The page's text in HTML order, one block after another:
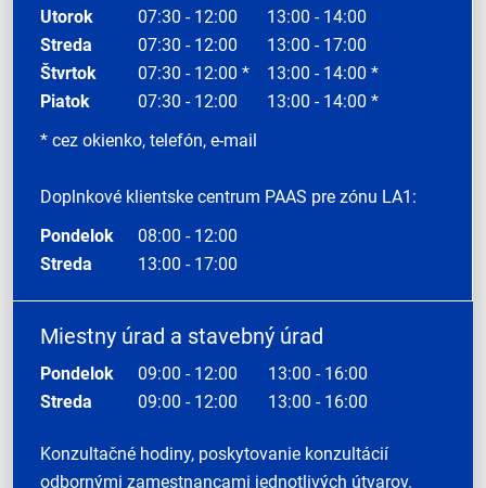
Utorok
07:30 - 12:00
13:00 - 14:00
Streda
07:30 - 12:00
13:00 - 17:00
Štvrtok
07:30 - 12:00 *
13:00 - 14:00 *
Piatok
07:30 - 12:00
13:00 - 14:00 *
* cez okienko, telefón, e-mail
Doplnkové klientske centrum PAAS pre zónu LA1:
Pondelok
08:00 - 12:00
Streda
13:00 - 17:00
Miestny úrad a stavebný úrad
Pondelok 09:00 - 12:00
13:00 - 16:00
Streda
09:00 - 12:00 13:00 - 16:00
Konzultačné hodiny, poskytovanie konzultácií
odbornými zamestnancami jednotlivých útvarov.